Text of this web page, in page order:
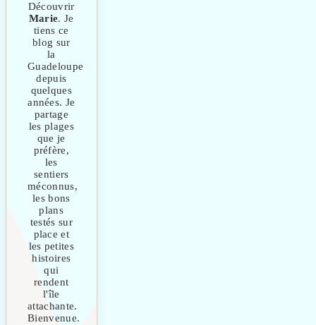
Découvrir
Marie. Je
tiens ce
blog sur
la
Guadeloupe
depuis
quelques
années. Je
partage
les plages
que je
préfère,
les
sentiers
méconnus,
les bons
plans
testés sur
place et
les petites
histoires
qui
rendent
l'île
attachante.
Bienvenue.